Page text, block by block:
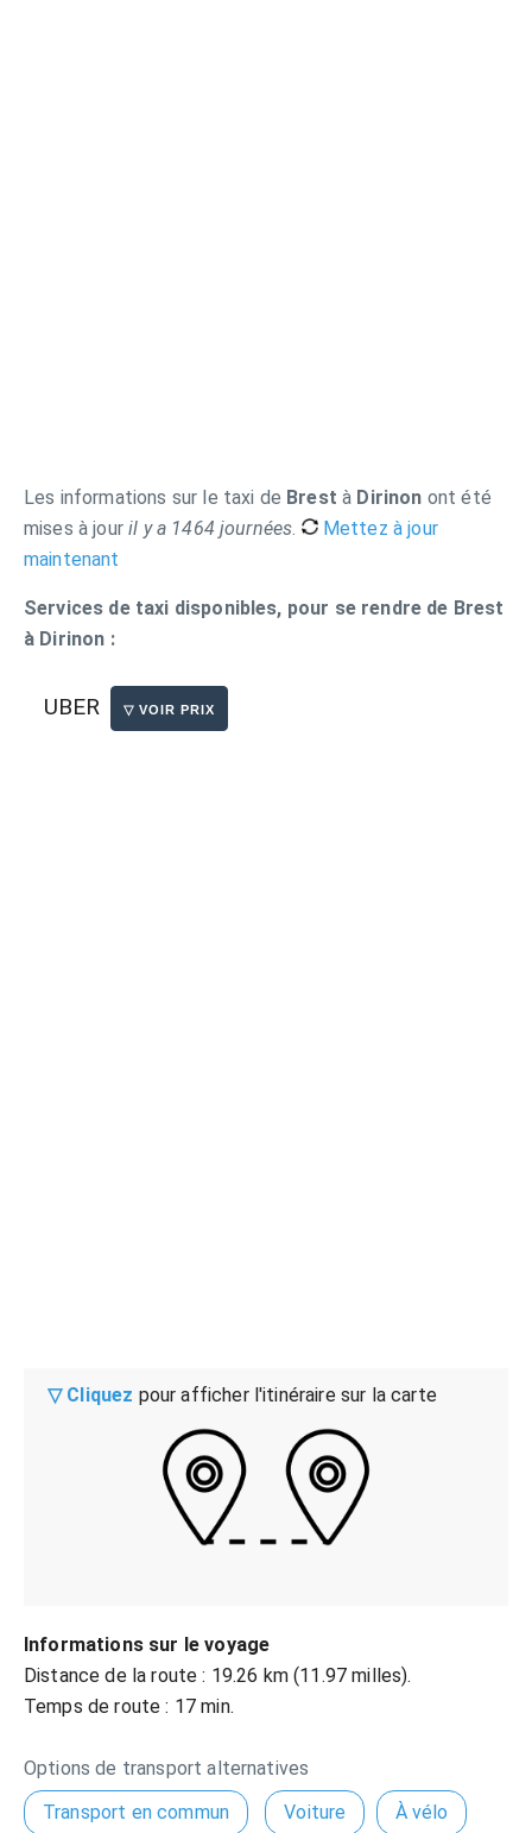
Les informations sur le taxi de Brest à Dirinon ont été
mises à jouril y a 1464 journées.
Mettez à jour
maintenant
Services de taxi disponibles, pour se rendre de Brest
à Dirinon :
UBER
▽ Cliquez pour afficher l'itinéraire sur la carte
Informations sur le voyage
Distance de la route : 19.26 km (11.97 milles).
Temps de route : 17 min.
Options de transport alternatives
Transport en commun
Voiture À vélo